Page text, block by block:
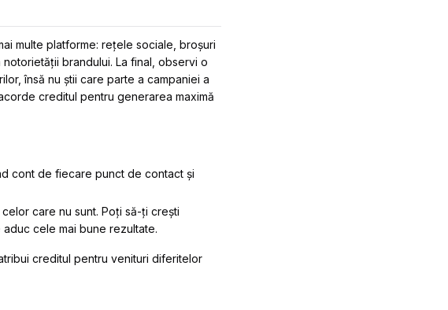
multe platforme: rețele sociale, broșuri
brandului. La final, observi o
însă nu știi care parte a campaniei a
creditul pentru generarea maximă
cont de fiecare punct de contact și
care nu sunt. Poți să-ți crești
cele mai bune rezultate.
creditul pentru venituri diferitelor